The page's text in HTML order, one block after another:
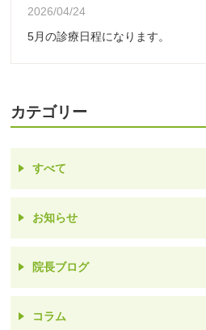
2026/04/24
5月の診療日程になります。
カテゴリー
すべて
お知らせ
院長ブログ
コラム